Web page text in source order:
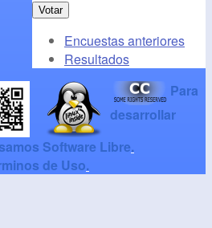
Encuestas anteriores
Resultados
Para
desarrollar
Software Libre.
de Uso.